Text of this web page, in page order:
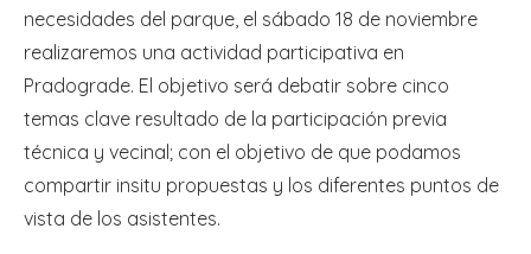
necesidades del parque, el sábado 18 de noviembre
realizaremos una actividad participativa en
Pradograde. El objetivo será debatir sobre cinco
temas clave resultado de la participación previa
técnica y vecinal; con el objetivo de que podamos
compartir insitu propuestas y los diferentes puntos de
vista de los asistentes.